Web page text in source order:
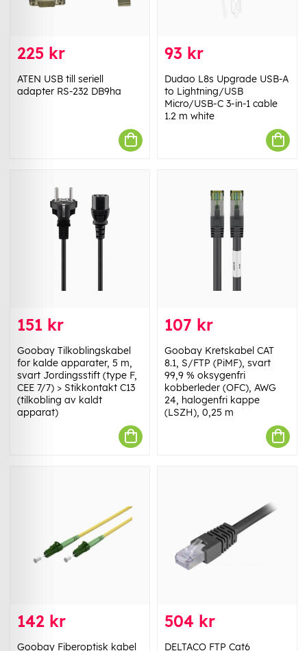
225 kr
ATEN USB till seriell
adapter RS-232 DB9ha
93 kr
Dudao L8s Upgrade USB-A
to Lightning/USB
Micro/USB-C 3-in-1 cable
1.2 m white
151 kr
Goobay Tilkoblingskabel
for kalde apparater, 5 m,
svart Jordingsstift (type F,
CEE 7/7) > Stikkontakt C13
(tilkobling av kaldt
apparat)
107 kr
Goobay Kretskabel CAT
8.1, S/FTP (PiMF), svart
99,9 % oksygenfri
kobberleder (OFC), AWG
24, halogenfri kappe
(LSZH), 0,25 m
142 kr
Goobay Fiberoptisk kabel
504 kr
DELTACO FTP Cat6